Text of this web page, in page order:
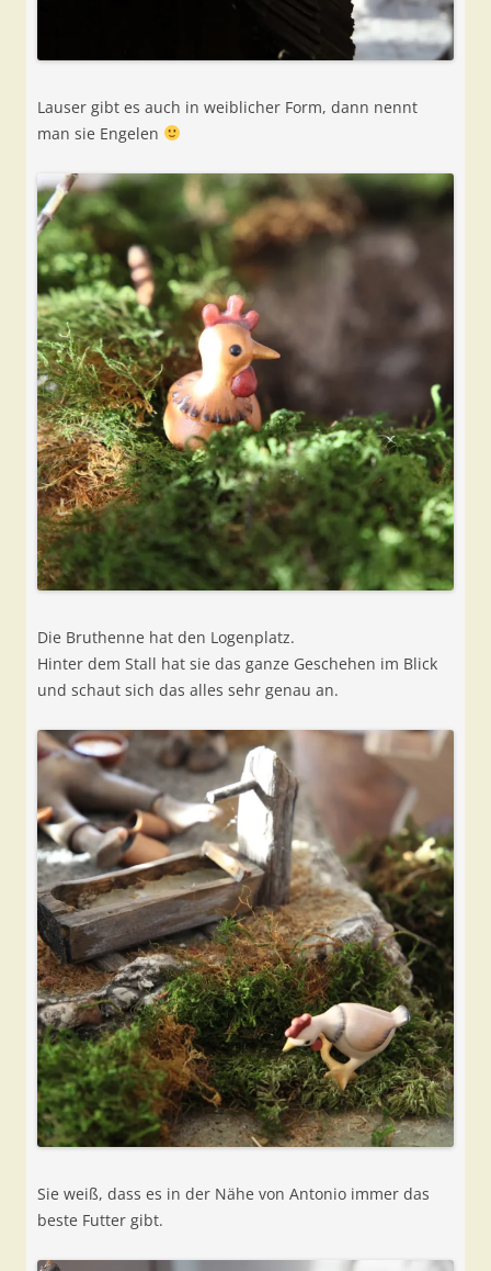
Lauser gibt es auch in weiblicher Form, dann nennt
man sie Engelen
Die Bruthenne hat den Logenplatz.
Hinter dem Stall hat sie das ganze Geschehen im Blick
und schaut sich das alles sehr genau an.
Sie weiß, dass es in der Nähe von Antonio immer das
beste Futter gibt.